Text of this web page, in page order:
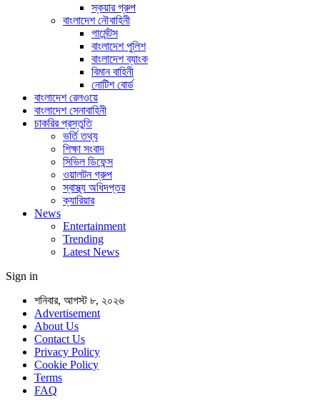
স্কয়ার গ্রুপ
বাংলাদেশ নৌবাহিনী
গার্মেন্টস
বাংলাদেশ পুলিশ
বাংলাদেশ ব্যাংক
বিমান বাহিনী
নোটিশ বোর্ড
বাংলাদেশ রেলওয়ে
বাংলাদেশ সেনাবাহিনী
চাকরির প্রস্তুতি
ভর্তি তথ্য
শিক্ষা সংবাদ
সিভিল ডিফেন্স
ওয়ালটন গ্রুপ
স্বাস্থ্য অধিদপ্তর
ক্যারিয়ার
News
Entertainment
Trending
Latest News
Sign in
শনিবার, আগস্ট ৮, ২০২৬
Advertisement
About Us
Contact Us
Privacy Policy
Cookie Policy
Terms
FAQ